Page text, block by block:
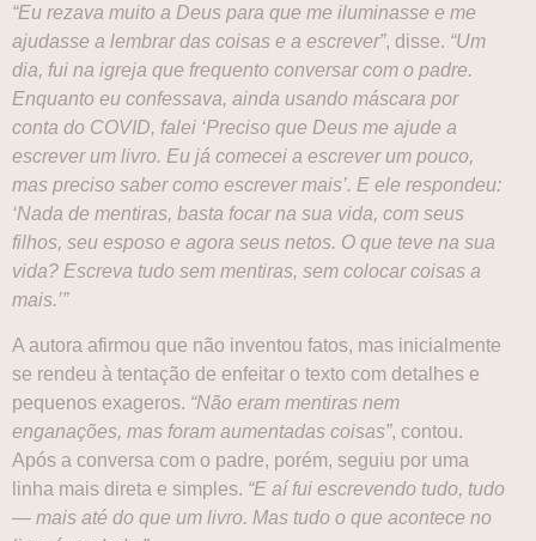
“Eu rezava muito a Deus para que me iluminasse e me
ajudasse a lembrar das coisas e a escrever”, disse. “Um
dia, fui na igreja que frequento conversar com o padre.
Enquanto eu confessava, ainda usando máscara por
conta do COVID, falei ‘Preciso que Deus me ajude a
escrever um livro. Eu já comecei a escrever um pouco,
mas preciso saber como escrever mais’. E ele respondeu:
‘Nada de mentiras, basta focar na sua vida, com seus
filhos, seu esposo e agora seus netos. O que teve na sua
vida? Escreva tudo sem mentiras, sem colocar coisas a
mais.’”
A autora afirmou que não inventou fatos, mas inicialmente
se rendeu à tentação de enfeitar o texto com detalhes e
pequenos exageros. “Não eram mentiras nem
enganações, mas foram aumentadas coisas”, contou.
Após a conversa com o padre, porém, seguiu por uma
linha mais direta e simples. “E aí fui escrevendo tudo, tudo
— mais até do que um livro. Mas tudo o que acontece no